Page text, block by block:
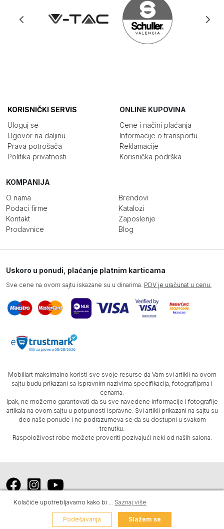
KORISNIČKI SERVIS
Uloguj se
Ugovor na daljinu
Prava potrošača
Politika privatnosti
ONLINE KUPOVINA
Cene i načini plaćanja
Informacije o transportu
Reklamacije
Korisnička podrška
KOMPANIJA
O nama
Podaci firme
Kontakt
Prodavnice
Brendovi
Katalozi
Zaposlenje
Blog
Uskoro u ponudi, plaćanje platnim karticama
Sve cene na ovom sajtu iskazane su u dinarima. PDV je uračunat u cenu.
Mobiliart maksimalno koristi sve svoje resurse da Vam svi artikli na ovom
sajtu budu prikazani sa ispravnim nazivima specifikacija, fotografijama i
cenama.
Ipak, ne možemo garantovati da su sve navedene informacije i fotografije
artikala na ovom sajtu u potpunosti ispravne. Svi artikli prikazani na sajtu su
deo naše ponude i ne podrazumeva se da su dostupni u svakom
trenutku.
Raspoloživost robe možete proveriti pozivajući neki od naših salona.
Mobiliart © 2026. Sva prava zadržana - Powered by Dajbog
Web prodavnica i SEO Web Business Solutions
Kolačiće upotrebljavamo kako bi ... Saznaj više
Podešavanja Slažem se